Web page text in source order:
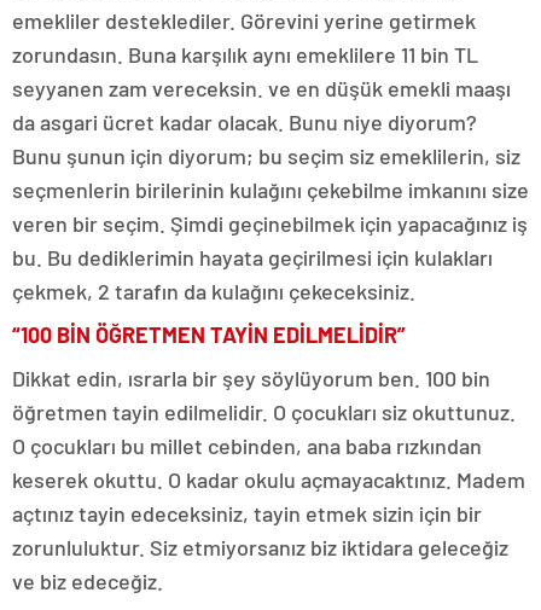
emekliler desteklediler. Görevini yerine getirmek
zorundasın. Buna karşılık aynı emeklilere 11 bin TL
seyyanen zam vereceksin. ve en düşük emekli maaşı
da asgari ücret kadar olacak. Bunu niye diyorum?
Bunu şunun için diyorum; bu seçim siz emeklilerin, siz
seçmenlerin birilerinin kulağını çekebilme imkanını size
veren bir seçim. Şimdi geçinebilmek için yapacağınız iş
bu. Bu dediklerimin hayata geçirilmesi için kulakları
çekmek, 2 tarafın da kulağını çekeceksiniz.
“100 BİN ÖĞRETMEN TAYİN EDİLMELİDİR”
Dikkat edin, ısrarla bir şey söylüyorum ben. 100 bin
öğretmen tayin edilmelidir. O çocukları siz okuttunuz.
O çocukları bu millet cebinden, ana baba rızkından
keserek okuttu. O kadar okulu açmayacaktınız. Madem
açtınız tayin edeceksiniz, tayin etmek sizin için bir
zorunluluktur. Siz etmiyorsanız biz iktidara geleceğiz
ve biz edeceğiz.